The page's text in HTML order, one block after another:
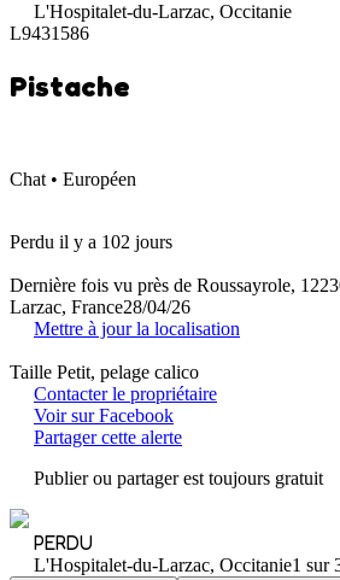
L'Hospitalet-du-Larzac, Occitanie
L9431586
Pistache
Chat • Européen
Perdu il y a 102 jours
Dernière fois vu près de Roussayrole,
Larzac, France28/04/26
Mettre à jour la localisation
Taille Petit, pelage calico
Contacter le propriétaire
Voir sur Facebook
Partager cette alerte
Publier ou partager est toujours gratuit
PERDU
L'Hospitalet-du-Larzac, Occitanie1 sur